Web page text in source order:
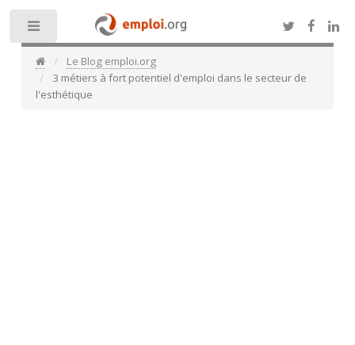
Le Blog emploi.org
3 métiers à fort potentiel d'emploi dans le secteur de
l'esthétique
Toggle